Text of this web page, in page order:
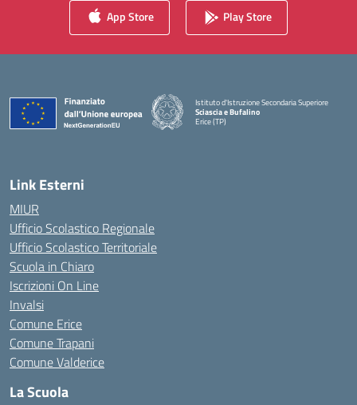
App Store Play Store
Istituto d'Istruzione Secondaria Superiore
Sciascia e Bufalino
Erice (TP)
Link Esterni
MIUR
Ufficio Scolastico Regionale
Ufficio Scolastico Territoriale
Scuola in Chiaro
Iscrizioni On Line
Invalsi
Comune Erice
Comune Trapani
Comune Valderice
La Scuola